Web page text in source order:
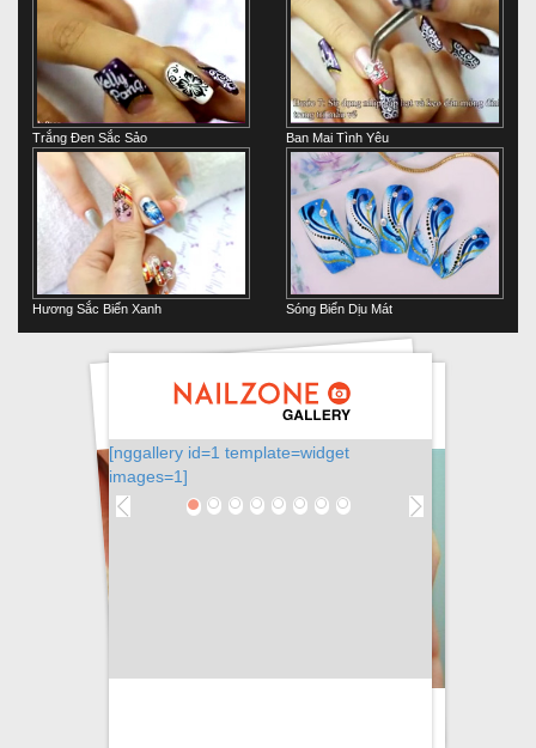
Trắng Đen Sắc Sảo Ban Mai Tình Yêu
Hương Sắc Biển Xanh Sóng Biển Dịu Mát
[nggallery id=1 template=widget
images=1]